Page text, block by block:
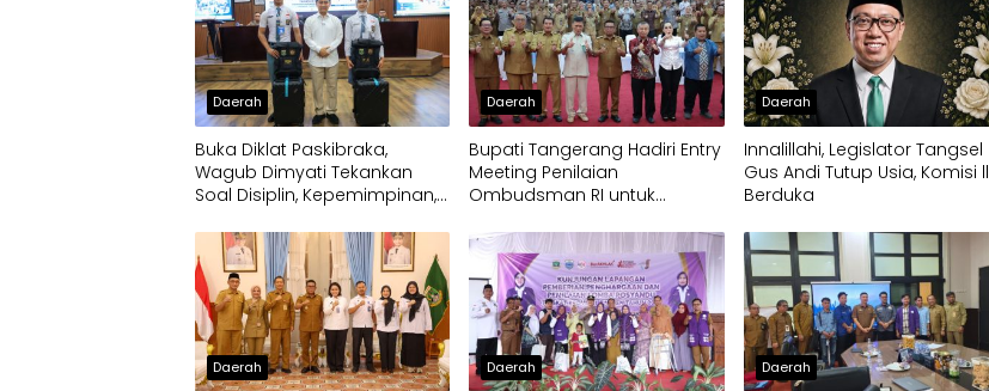
Daerah
Buka Diklat Paskibraka,
Wagub Dimyati Tekankan
Soal Disiplin, Kepemimpinan,
Daerah
Bupati Tangerang Hadiri Entry
Meeting Penilaian
Ombudsman RI untuk
Pelayanan Publik
Daerah
Innalillahi, Legislator Tangsel
Gus Andi Tutup Usia, Komisi ll
Berduka
Daerah Daerah Daerah